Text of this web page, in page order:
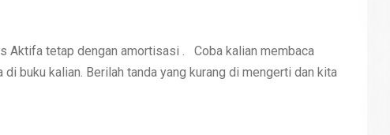
Aktifa tetap dengan amortisasi . Coba kalian membaca
buku kalian. Berilah tanda yang kurang di mengerti dan kita